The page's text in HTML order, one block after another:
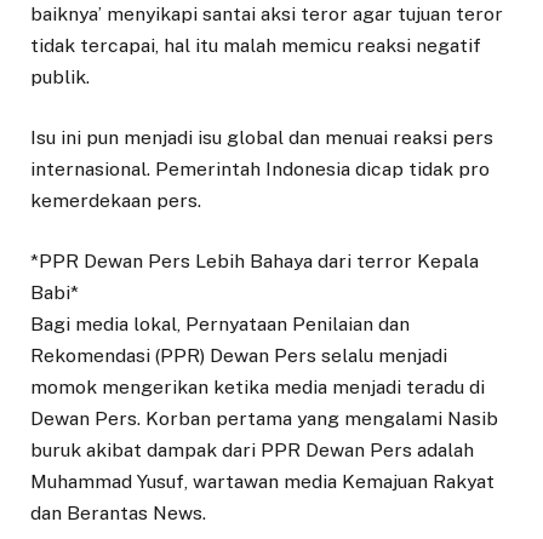
baiknya’ menyikapi santai aksi teror agar tujuan teror
tidak tercapai, hal itu malah memicu reaksi negatif
publik.
Isu ini pun menjadi isu global dan menuai reaksi pers
internasional. Pemerintah Indonesia dicap tidak pro
kemerdekaan pers.
*PPR Dewan Pers Lebih Bahaya dari terror Kepala
Babi*
Bagi media lokal, Pernyataan Penilaian dan
Rekomendasi (PPR) Dewan Pers selalu menjadi
momok mengerikan ketika media menjadi teradu di
Dewan Pers. Korban pertama yang mengalami Nasib
buruk akibat dampak dari PPR Dewan Pers adalah
Muhammad Yusuf, wartawan media Kemajuan Rakyat
dan Berantas News.